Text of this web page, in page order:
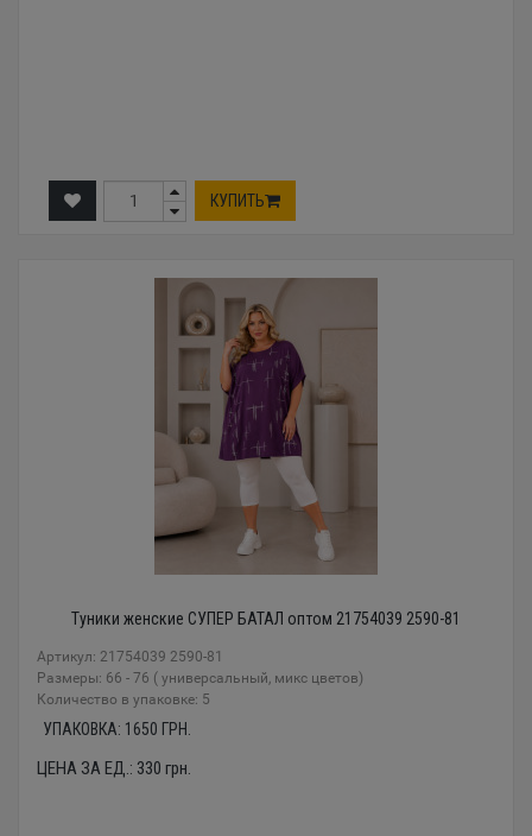
КУПИТЬ
Туники женские СУПЕР БАТАЛ оптом 21754039 2590-81
Артикул: 21754039 2590-81
Размеры: 66 - 76 ( универсальный, микс цветов)
Количество в упаковке: 5
УПАКОВКА: 1650 ГРН.
ЦЕНА ЗА ЕД.: 330 грн.